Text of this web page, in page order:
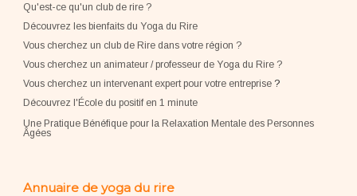
Qu'est-ce qu'un club de rire ?
Découvrez les bienfaits du Yoga du Rire
Vous cherchez un club de Rire dans votre région ?
Vous cherchez un animateur / professeur de Yoga du Rire ?
Vous cherchez un intervenant expert pour votre entreprise?
Découvrez l'École du positif en 1 minute
Une Pratique Bénéfique pour la Relaxation Mentale des Personnes
Âgées
Annuaire de yoga du rire